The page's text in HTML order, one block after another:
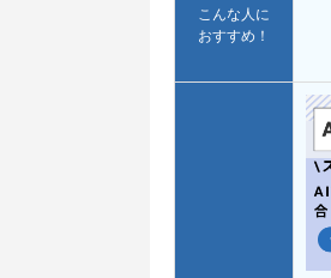
こんな人に
おすすめ！